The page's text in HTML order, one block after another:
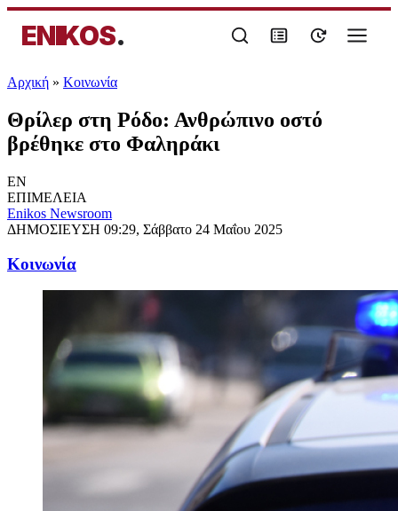
ENIKOS.
Αρχική » Κοινωνία
Θρίλερ στη Ρόδο: Ανθρώπινο οστό
βρέθηκε στο Φαληράκι
EN
ΕΠΙΜΕΛΕΙΑ
Enikos Newsroom
ΔΗΜΟΣΙΕΥΣΗ 09:29, Σάββατο 24 Μαΐου 2025
Κοινωνία